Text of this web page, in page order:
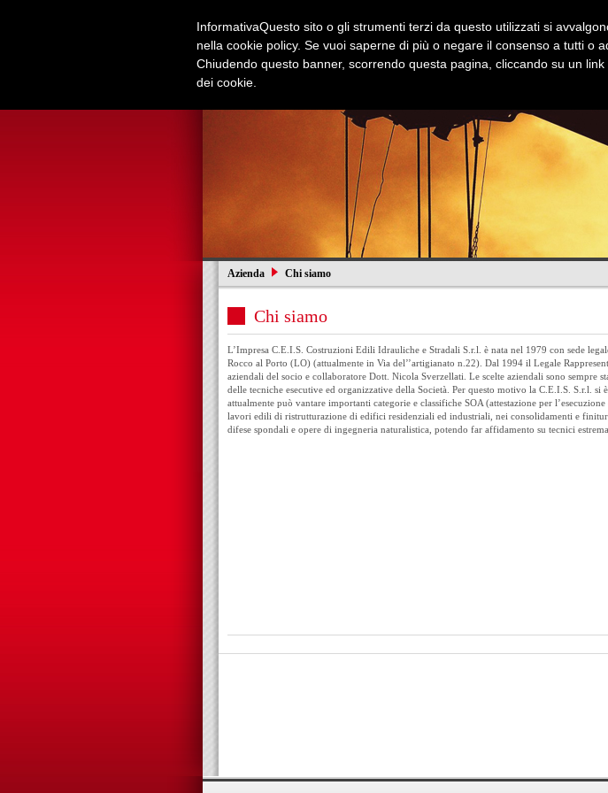
Azienda Chi siamo
Chi siamo
L’Impresa C.E.I.S. Costruzioni Edili Idrauliche e Stradali S.r.l. è nata nel 1979 con sede
Rocco al Porto (LO) (attualmente in Via del’’artigianato n.22). Dal 1994 il Legale
aziendali del socio e collaboratore Dott. Nicola Sverzellati. Le scelte aziendali sono sempre
delle tecniche esecutive ed organizzative della Società. Per questo motivo la C.E.I.S. S.r.l.
attualmente può vantare importanti categorie e classifiche SOA (attestazione per
lavori edili di ristrutturazione di edifici residenziali ed industriali, nei consolidamenti e
difese spondali e opere di ingegneria naturalistica, potendo far affidamento su tecnici
InformativaQuesto sito o gli strumenti terzi da questo utilizzati si
nella cookie policy. Se vuoi saperne di più o negare il consenso a tutti o
Chiudendo questo banner, scorrendo questa pagina, cliccando su un
dei cookie.